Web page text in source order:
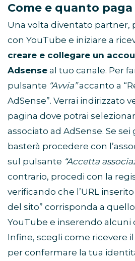
Come e quanto paga
Una volta diventato partner,
con YouTube e iniziare a
creare e collegare un
Adsense al tuo canale. Per
pulsante “Avvia”accanto a
AdSense”. Verrai indirizzato
pagina dove potrai
associato ad AdSense. Se
basterà procedere con
sul pulsante “Accetta
contrario, procedi con la
verificando che l’URL inserito
del sito” corrisponda a
YouTube e inserendo alcuni
Infine, scegli come ricevere
per confermare la tua